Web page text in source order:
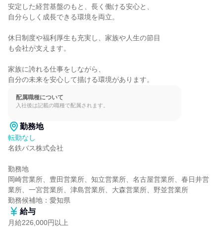
安定した経営基盤のもと、長く働ける安心と、
自分らしく成長できる環境を両立。
休日制度や福利厚生も充実し、家族や人生の節目
も会社が支えます。
家族に誇れる仕事をしながら、
自分の未来を安心して描ける環境があります。
配属職種について
入社後は記載の職種で配属されます。
勤務地
転勤なし
名鉄バス株式会社
勤務地
岡崎営業所、豊田営業所、知立営業所、名古屋営業所、春日井営
業所、一宮営業所、津島営業所、大森営業所、野並営業所
勤務候補地：愛知県
給与
月給226,000円以上